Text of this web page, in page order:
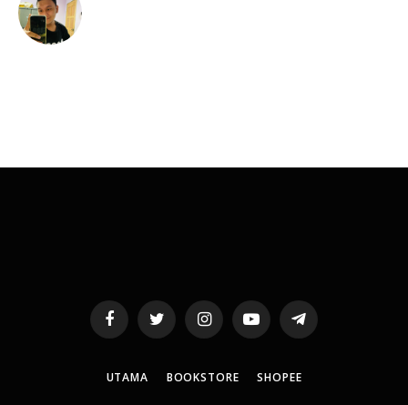
FacebookTwitter InstagramYouTubeTelegram
UTAMA BOOKSTORE SHOPEE